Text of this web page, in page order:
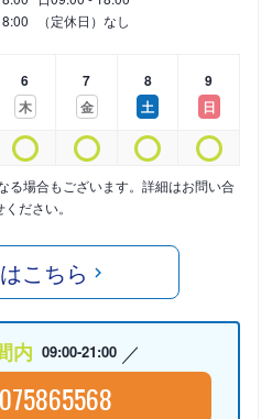
（定休日）なし
6
木
7
金
8
土
9
日
る場合もございます。詳細はお問い合
ください。
こちら
内 09:00-21:00